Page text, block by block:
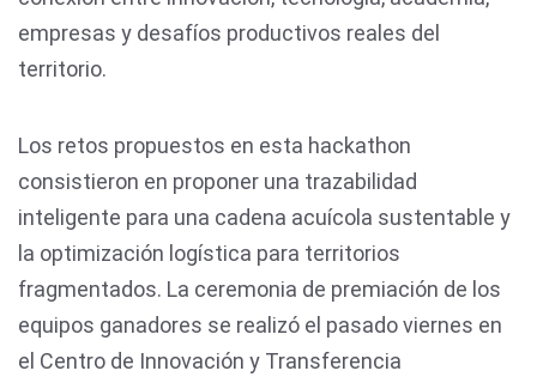
empresas y desafíos productivos reales del
territorio.
Los retos propuestos en esta hackathon
consistieron en proponer una trazabilidad
inteligente para una cadena acuícola sustentable y
la optimización logística para territorios
fragmentados. La ceremonia de premiación de los
equipos ganadores se realizó el pasado viernes en
el Centro de Innovación y Transferencia